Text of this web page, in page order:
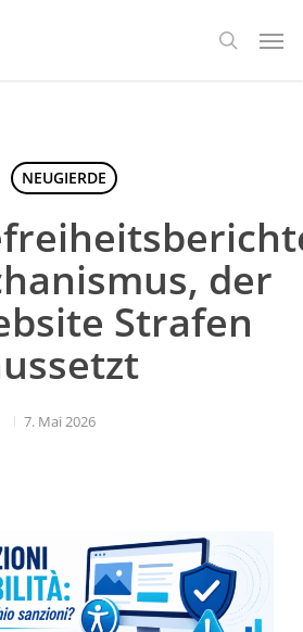
Suche
NEUGIERDE
der
Strafen
7. Mai 2026